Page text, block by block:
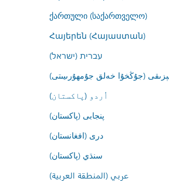
ქართული (საქართველო)
Հայերեն (Հայաստան)
עברית (ישראל)
(جۇڭخۇا خەلق جۇمھۇرىيىتى)
اُردو (پاکستان)
پنجابی (پاکستان)
درى (افغانستان)
سنڌي (پاکستان)
عربي (المنطقة العربية)